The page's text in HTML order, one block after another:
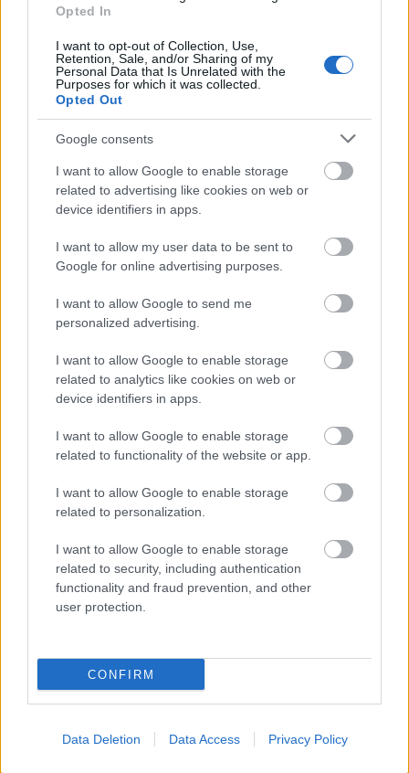
Opted In
I want to opt-out of Collection, Use,
Retention, Sale, and/or Sharing of my
Personal Data that Is Unrelated with the
Purposes for which it was collected.
Opted Out
Google consents
I want to allow Google to enable storage
related to advertising like cookies on web or
device identifiers in apps.
I want to allow my user data to be sent to
Google for online advertising purposes.
I want to allow Google to send me
personalized advertising.
I want to allow Google to enable storage
related to analytics like cookies on web or
device identifiers in apps.
I want to allow Google to enable storage
related to functionality of the website or app.
I want to allow Google to enable storage
related to personalization.
I want to allow Google to enable storage
related to security, including authentication
functionality and fraud prevention, and other
user protection.
CONFIRM
Data Deletion Data Access Privacy Policy
Paks paksi atomerőmű Paks II. Atomerőmű Zrt.
Paks II.: Mit jelent az 5. blokk új mérföldköve a
felülvizsgálat árnyékában?
Megkezdődött az 5. blokk reaktorépületének alaplemez-
kivitelezése, miközben a felülvizsgálat arra keresi a választ,
hogy a megváltozott gazdasági és geopolitikai környezetben
milyen feltételek mellett érdemes továbbvinni Magyarország
egyik legnagyobb beruházását.
Mohács a csata ötszázadik
évfordulójára
Elkészült a Liszt Ferenc repülőtér
közműhálózatának fejlesztése